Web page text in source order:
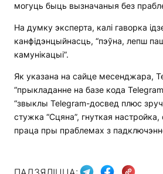
могуць быць вызначаныя без
На думку эксперта, калі гаворка
канфідэнцыйнасць, “пэўна, лепш
камунікацыі”.
Як указана на сайце месенджара,
“прыкладанне на базе кода
“звыклы Telegram-досвед плюс
стужка “Сцяна”, гнуткая настройка,
праца пры праблемах з